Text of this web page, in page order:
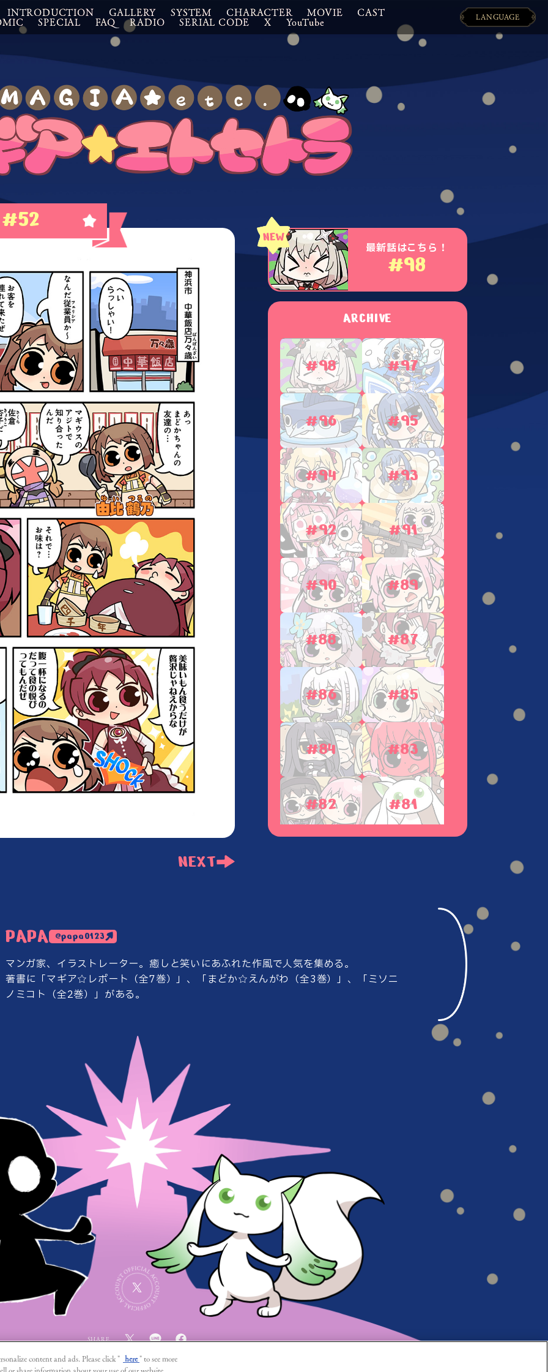
INTRODUCTION GALLERY SYSTEM CHARACTER MOVIE
CAST
SPECIAL FAQ RADIO SERIAL CODE X YouTube
LANGUAGE
日本語
#52
NEXT
最新話はこちら！
#98
ARCHIVE
#98 #97
#96 #95
#94 #93
#92 #91
#90 #89
#88 #87
#86 #85
#84 #83
#82 #81
#76
#66
#64
PAPA @papa0123
マンガ家、イラストレーター。 癒しと笑いにあふれた作風で人気を集める。
著書に「マギア☆レポート（全7巻）」、
「まどか☆えんがわ（全3巻）」、
「ミソニ
ノミコト（全2巻）」がある。
SHARE
content and ads. Please click " here" to see more